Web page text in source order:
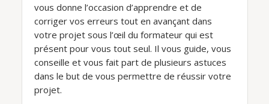
vous donne l’occasion d’apprendre et de
corriger vos erreurs tout en avançant dans
votre projet sous l’œil du formateur qui est
présent pour vous tout seul. Il vous guide, vous
conseille et vous fait part de plusieurs astuces
dans le but de vous permettre de réussir votre
projet.